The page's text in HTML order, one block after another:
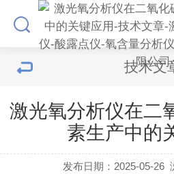
技术文
激光氧分析仪在二
素生产中的
发布日期：2025-05-26